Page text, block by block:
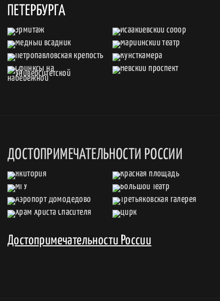
ПЕТЕРБУРГА
ДОСТОПРИМЕЧАТЕЛЬНОСТИ РОССИИ
Достопримечательности России